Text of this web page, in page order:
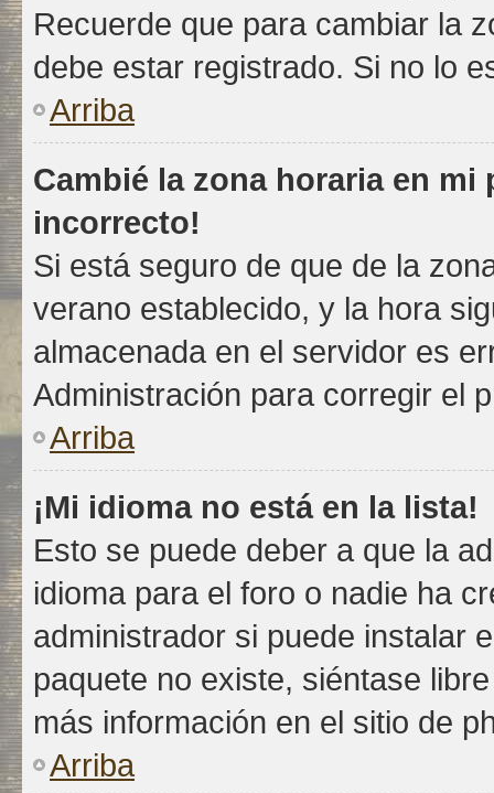
Recuerde que para cambiar la
debe estar registrado. Si no lo
Arriba
Cambié la zona horaria en
incorrecto!
Si está seguro de que de la
verano establecido, y la hora
almacenada en el servidor es
Administración para corregir el
Arriba
¡Mi idioma no está en la lista!
Esto se puede deber a que la
idioma para el foro o nadie ha
administrador si puede instalar
paquete no existe, siéntase
más información en el sitio de
Arriba